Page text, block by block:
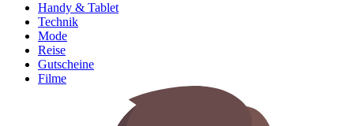
Handy & Tablet
Technik
Mode
Reise
Gutscheine
Filme